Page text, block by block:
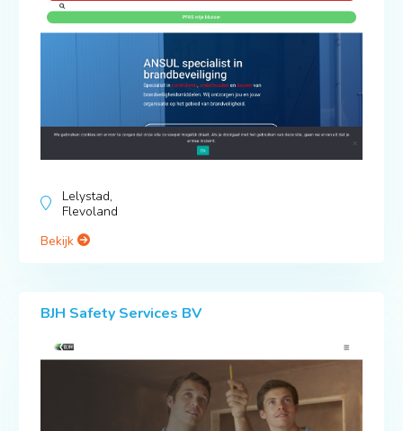
Lelystad,
Flevoland
Bekijk
BJH Safety Services BV